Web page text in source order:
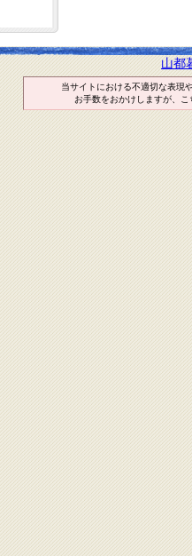
山都
当サイトにおける不適切な表現
お手数をおかけしますが、こ